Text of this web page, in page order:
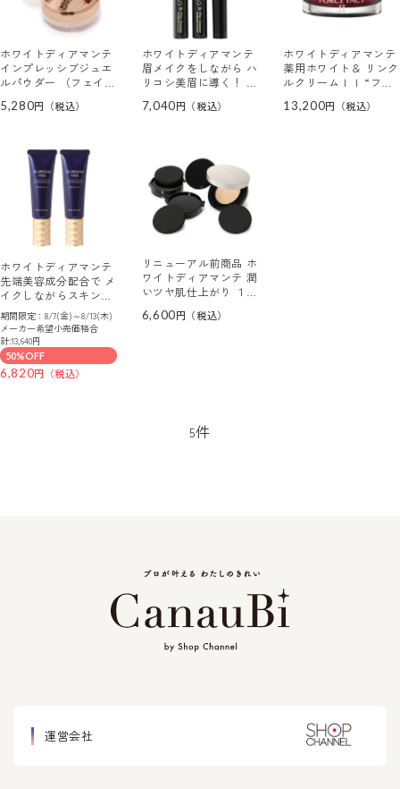
ホワイトディアマンテ
インプレッシブジュエ
ルパウダー （フェイス
5,280
ホワイトディアマンテ
眉メイクをしながら ハ
リコシ美眉に導く！ ア
２本セット
7,040
ホワイトディアマンテ
薬用ホワイト＆ リンク
ルクリームＩＩ “フォ
（医薬部外品・ 薬用
13,200
ホワイトディアマンテ
先端美容成分配合で メ
イクしながらスキンケ
ア 美容液発想の化粧下
地 フローレスヴェール
２本セット
期間限定：8/7(金)～8/13(木)
メーカー希望小売価格合
計:13,640円
50%OFF
6,820
リニューアル前商品 ホ
ワイトディアマンテ 潤
いツヤ肌仕上がり １品
シュパクトタイプ プリ
6,600
5件
運営会社